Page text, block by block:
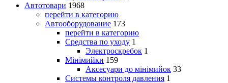
Автотовари 1968
перейти в категорию
Автооборудование 173
перейти в категорию
Средства по уходу 1
Электроскребок 1
Мінімийки 159
Аксесуари до мінімийок 33
Системы контроля давления 1